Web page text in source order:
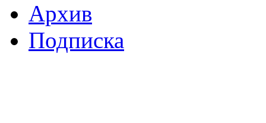
Архив
Подписка